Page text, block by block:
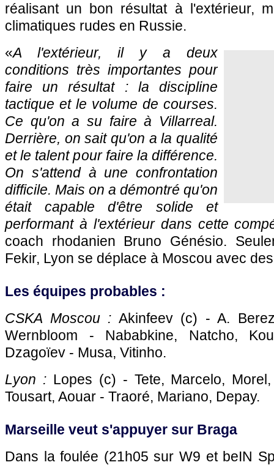
réalisant un bon résultat à l'extérieur,
climatiques rudes en Russie.
«A l'extérieur, il y a deux
conditions très importantes pour
faire un résultat : la discipline
tactique et le volume de courses.
Ce qu'on a su faire à Villarreal.
Derrière, on sait qu'on a la qualité
et le talent pour faire la différence.
On s'attend à une confrontation
difficile. Mais on a démontré qu'on
était capable d'être solide et
performant à l'extérieur dans cette
coach rhodanien Bruno Génésio.
Fekir, Lyon se déplace à Moscou avec
Les équipes probables :
CSKA Moscou : Akinfeev (c) - A.
Wernbloom - Nababkine, Natcho,
Dzagoïev - Musa, Vitinho.
Lyon : Lopes (c) - Tete, Marcelo,
Tousart, Aouar - Traoré, Mariano, Depay.
Marseille veut s'appuyer sur Braga
Dans la foulée (21h05 sur W9 et beIN